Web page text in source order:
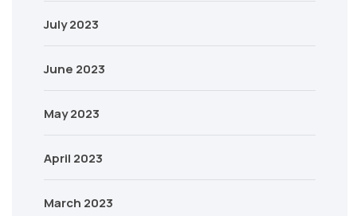
July 2023
June 2023
May 2023
April 2023
March 2023